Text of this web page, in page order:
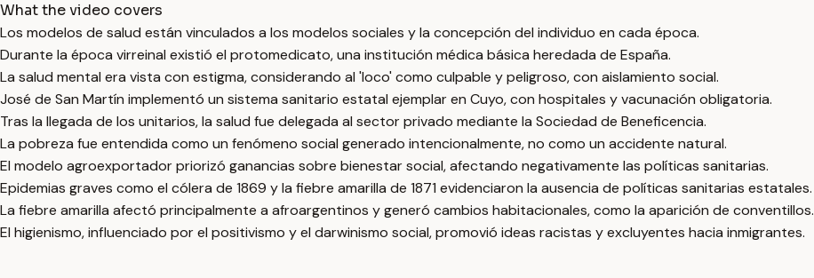
What the video covers
Los modelos de salud están vinculados a los modelos sociales y la concepción del individuo en cada época.
Durante la época virreinal existió el protomedicato, una institución médica básica heredada de España.
La salud mental era vista con estigma, considerando al 'loco' como culpable y peligroso, con aislamiento social.
José de San Martín implementó un sistema sanitario estatal ejemplar en Cuyo, con hospitales y vacunación obligatoria.
Tras la llegada de los unitarios, la salud fue delegada al sector privado mediante la Sociedad de Beneficencia.
La pobreza fue entendida como un fenómeno social generado intencionalmente, no como un accidente natural.
El modelo agroexportador priorizó ganancias sobre bienestar social, afectando negativamente las políticas sanitarias.
Epidemias graves como el cólera de 1869 y la fiebre amarilla de 1871 evidenciaron la ausencia de políticas sanitarias estatales.
La fiebre amarilla afectó principalmente a afroargentinos y generó cambios habitacionales, como la aparición de conventillos.
El higienismo, influenciado por el positivismo y el darwinismo social, promovió ideas racistas y excluyentes hacia inmigrantes.